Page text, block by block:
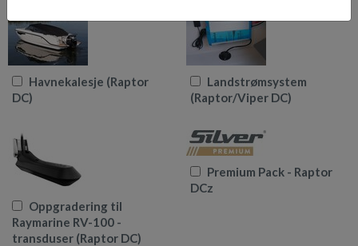
Havnekalesje (Raptor
DC)
Landstrømsystem
(Raptor/Viper DC)
Oppgradering til
Raymarine RV-100 -
transduser (Raptor DC)
Premium Pack - Raptor
DCz